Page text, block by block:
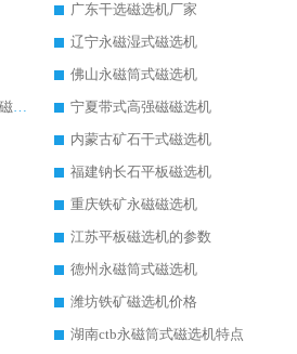
广东干选磁选机厂家
辽宁永磁湿式磁选机
佛山永磁筒式磁选机
海南永磁筒式磁选机有强磁的吗
宁夏带式高强磁磁选机
内蒙古矿石干式磁选机
福建钠长石平板磁选机
重庆铁矿永磁磁选机
江苏平板磁选机的参数
德州永磁筒式磁选机
潍坊铁矿磁选机价格
湖南ctb永磁筒式磁选机特点